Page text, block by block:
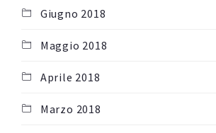
Giugno 2018
Maggio 2018
Aprile 2018
Marzo 2018